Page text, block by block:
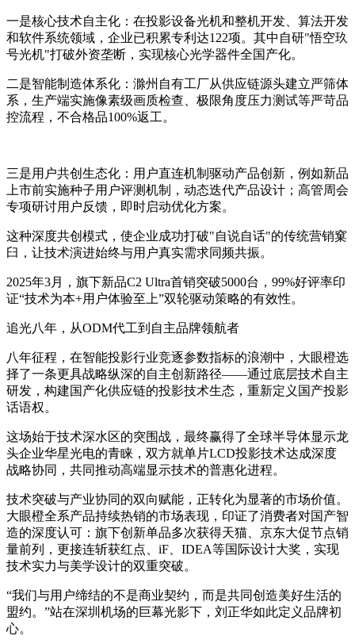
一是核心技术自主化：在投影设备光机和整机开发、算法开发
和软件系统领域，企业已积累专利达122项。其中自研"悟空玖
号光机"打破外资垄断，实现核心光学器件全国产化。
二是智能制造体系化：滁州自有工厂从供应链源头建立严筛体
系，生产端实施像素级画质检查、极限角度压力测试等严苛品
控流程，不合格品100%返工。
三是用户共创生态化：用户直连机制驱动产品创新，例如新品
上市前实施种子用户评测机制，动态迭代产品设计；高管周会
专项研讨用户反馈，即时启动优化方案。
这种深度共创模式，使企业成功打破"自说自话"的传统营销窠
臼，让技术演进始终与用户真实需求同频共振。
2025年3月，旗下新品C2 Ultra首销突破5000台，99%好评率印
证“技术为本+用户体验至上”双轮驱动策略的有效性。
追光八年，从ODM代工到自主品牌领航者
八年征程，在智能投影行业竞逐参数指标的浪潮中，大眼橙选
择了一条更具战略纵深的自主创新路径——通过底层技术自主
研发，构建国产化供应链的投影技术生态，重新定义国产投影
话语权。
这场始于技术深水区的突围战，最终赢得了全球半导体显示龙
头企业华星光电的青睐， 双方就单片LCD投影技术达成深度
战略协同，共同推动高端显示技术的普惠化进程。
技术突破与产业协同的双向赋能，正转化为显著的市场价值。
大眼橙全系产品持续热销的市场表现，印证了消费者对国产智
造的深度认可 ：旗下创新单品多次获得天猫、京东大促节点销
量前列，更接连斩获红点、iF、IDEA等国际设计大奖，实现
技术实力与美学设计的双重突破。
“我们与用户缔结的不是商业契约，而是共同创造美好生活的
盟约。”站在深圳机场的巨幕光影下，刘正华如此定义品牌初
心。